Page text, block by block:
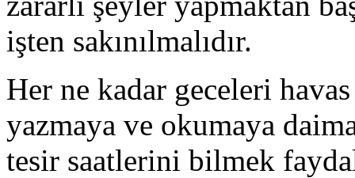
işten sakınılmalıdır.
Her ne kadar geceleri
yazmaya ve okumaya
tesir saatlerini bilmek